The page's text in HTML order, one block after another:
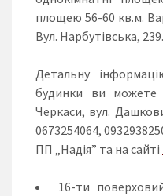
площею 56-60 кв.м.
Вул. Нарбутівська, 239.
Детальну
будинки ви
Черкаси, вул.
0673254064,
ПП „Надія” та на сайті
16-ти